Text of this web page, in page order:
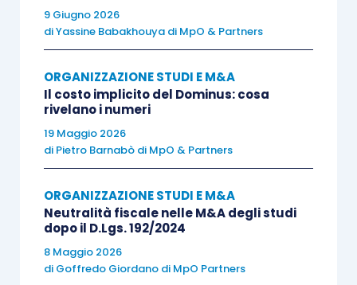
ilversamento di una caparra confirmatoria
corredo di un preliminare di vendita, rimasto
presupposto impositivo, in quanto assolve
funzione di risarcimento forfettario del
danno
non di anticipazione del corrispettivo
Il contratto definitivo
Alla stipula del contratto definitivo, quindi
9 Giugno 2026
diYassine Babakhouya di MpO & Partners
ORGANIZZAZIONE STUDI E M&A
Il costo implicito del Dominus: cosa
rivelano i numeri
19 Maggio 2026
di Pietro Barnabò di MpO & Partners
ORGANIZZAZIONE STUDI E M&A
Neutralità fiscale nelle M&A degli studi
dopo il D.Lgs. 192/2024
8 Maggio 2026
di Goffredo Giordano di MpO Partners